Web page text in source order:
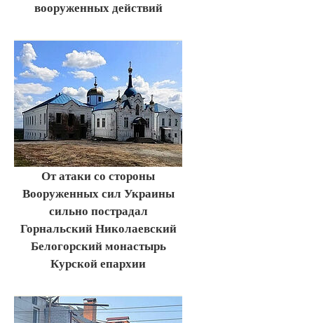
вооруженных действий
От атаки со стороны
Вооруженных сил Украины
сильно пострадал
Горнальский Николаевский
Белогорский монастырь
Курской епархии